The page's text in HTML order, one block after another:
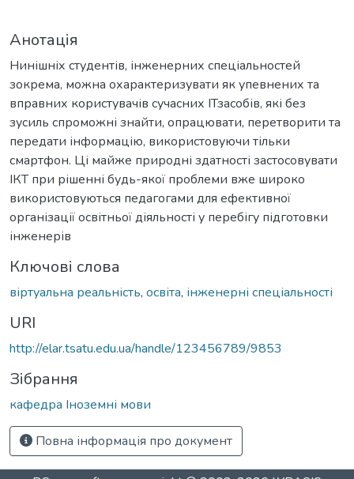
Анотація
Нинішніх студентів, інженерних спеціальностей
зокрема, можна охарактеризувати як упевнених та
вправних користувачів сучасних ІТзасобів, які без
зусиль спроможні знайти, опрацювати, перетворити та
передати інформацію, використовуючи тільки
смартфон. Ці майже природні здатності застосовувати
ІКТ при рішенні будь-якої проблеми вже широко
використовуються педагогами для ефективної
організації освітньої діяльності у перебігу підготовки
інженерів
Ключові слова
віртуальна реальність, освіта, інженерні спеціальності
URI
http://elar.tsatu.edu.ua/handle/123456789/9853
Зібрання
кафедра Іноземні мови
Повна інформація про документ